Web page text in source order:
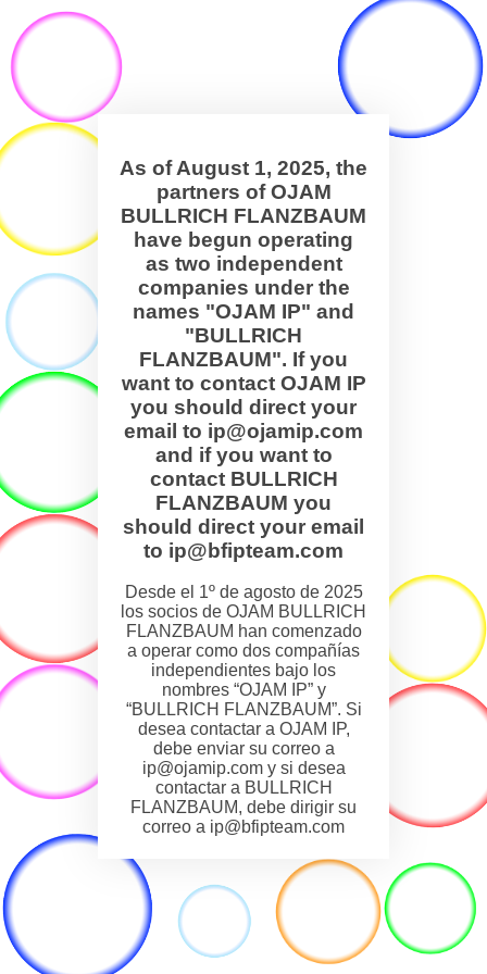
As of August 1, 2025, the
partners of OJAM
BULLRICH FLANZBAUM
have begun operating
as two independent
companies under the
names "OJAM IP" and
"BULLRICH
FLANZBAUM". If you
want to contact OJAM IP
you should direct your
email to ip@ojamip.com
and if you want to
contact BULLRICH
FLANZBAUM you
should direct your email
to ip@bfipteam.com
Desde el 1º de agosto de 2025
los socios de OJAM BULLRICH
FLANZBAUM han comenzado
a operar como dos compañías
independientes bajo los
nombres “OJAM IP” y
“BULLRICH FLANZBAUM”. Si
desea contactar a OJAM IP,
debe enviar su correo a
ip@ojamip.com y si desea
contactar a BULLRICH
FLANZBAUM, debe dirigir su
correo a ip@bfipteam.com